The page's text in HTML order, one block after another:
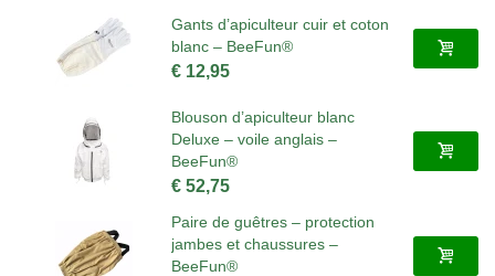
Gants d’apiculteur cuir et coton
blanc – BeeFun®
€ 12,95
Blouson d’apiculteur blanc
Deluxe – voile anglais –
BeeFun®
€ 52,75
Paire de guêtres – protection
jambes et chaussures –
BeeFun®